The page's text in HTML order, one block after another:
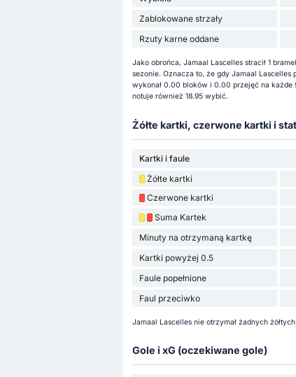
Zablokowane strzały
Rzuty karne oddane
Jako obrońca, Jamaal Lascelles stracił 1
sezonie. Oznacza to, że gdy Jamaal Lascelles
wykonał 0.00 bloków i 0.00 przejęć na każde
notuje również 18.95 wybić.
Żółte kartki, czerwone kartki i
Kartki i faule
Żółte kartki
Czerwone kartki
Suma Kartek
Minuty na otrzymaną kartkę
Kartki powyżej 0.5
Faule popełnione
Faul przeciwko
Jamaal Lascelles nie otrzymał żadnych
Gole i xG (oczekiwane gole)